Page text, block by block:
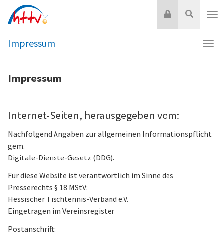
Inhalt
springen
Suche
Login
Impressum
Impressum
Internet-Seiten, herausgegeben vom:
Nachfolgend Angaben zur allgemeinen Informationspflicht
gem.
Digitale-Dienste-Gesetz (DDG):
Für diese Website ist verantwortlich im Sinne des
Presserechts § 18 MStV:
Hessischer Tischtennis-Verband e.V.
Eingetragen im Vereinsregister
Postanschrift: